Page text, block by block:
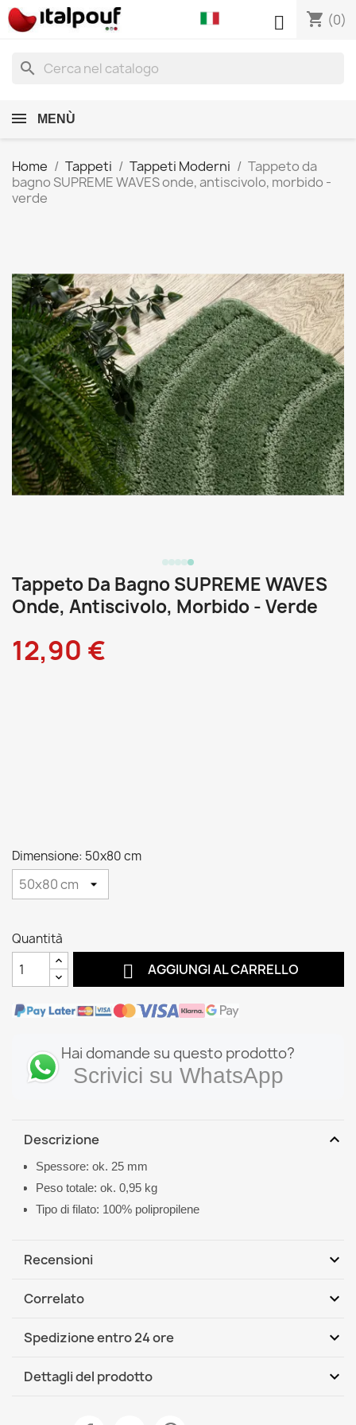
shopping_cart (0)

search
MENÙ
Home Tappeti Tappeti Moderni
Tappeto da
bagno SUPREME WAVES onde, antiscivolo, morbido -
verde
Tappeto Da Bagno SUPREME WAVES
Onde, Antiscivolo, Morbido - Verde
12,90 €
Dimensione: 50x80 cm
Quantità
 AGGIUNGI AL CARRELLO
Hai domande su questo prodotto?
Scrivici su WhatsApp
Descrizione expand_more
Spessore: ok. 25 mm
Peso totale: ok. 0,95 kg
Tipo di filato: 100% polipropilene
Recensioni expand_more
Correlato expand_more
Tappeto da bagno SUPREME WAVES onde, antiscivolo,
Spedizione entro 24 ore expand_more
Dettagli del prodotto expand_more